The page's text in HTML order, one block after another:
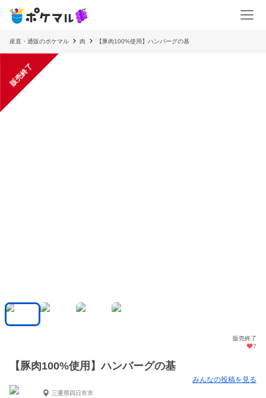
産直・通販のポケマル 肉 【豚肉100%使用】ハンバーグの基
販売終了
販売終了
7
【豚肉100%使用】ハンバーグの基
みんなの投稿を見る
三重県四日市市